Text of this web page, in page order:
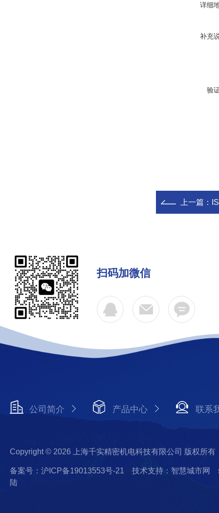
详细
补充
验
上一篇：
扫码加微信
公司简介 产品中心 联系
Copyright © 2026 上海千实精密机电科技有限公司 版权所有
备案号：沪ICP备19013553号-21 技术支持：智慧城市网
陆